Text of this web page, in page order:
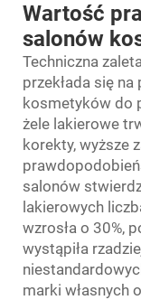
Wartość
salonów
Techniczna
przekłada się
kosmetyków do
żele lakierowe
korekty, wyższe
salonów
lakierowych
wzrosła o 30%,
wystąpiła
marki własnych